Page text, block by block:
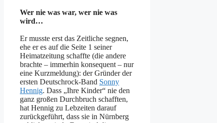
Wer nie was war, wer nie was
wird…
Er musste erst das Zeitliche segnen,
ehe er es auf die Seite 1 seiner
Heimatzeitung schaffte (die andere
brachte – immerhin konsequent – nur
eine Kurzmeldung): der Gründer der
ersten Deutschrock-Band Sonny
Hennig. Dass „Ihre Kinder“ nie den
ganz großen Durchbruch schafften,
hat Hennig zu Lebzeiten darauf
zurückgeführt, dass sie in Nürnberg